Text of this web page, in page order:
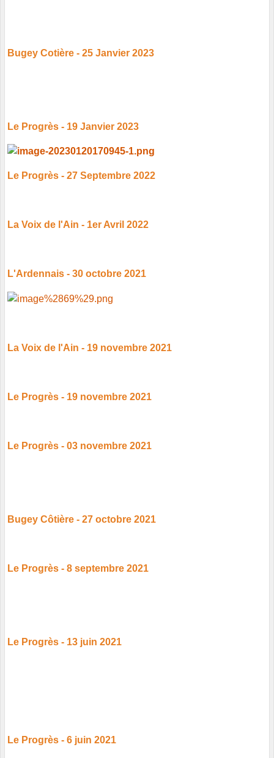
Bugey Cotière - 25 Janvier 2023
Le Progrès - 19 Janvier 2023
Le Progrès - 27 Septembre 2022
La Voix de l'Ain - 1er Avril 2022
L'Ardennais - 30 octobre 2021
La Voix de l'Ain - 19 novembre 2021
Le Progrès - 19 novembre 2021
Le Progrès - 03 novembre 2021
Bugey Côtière - 27 octobre 2021
Le Progrès - 8 septembre 2021
Le Progrès - 13 juin 2021
Le Progrès - 6 juin 2021